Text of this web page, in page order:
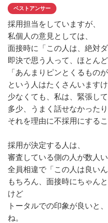
ベストアンサー
採用担当をしていますが、
私個人の意見としては、
面接時に「この人は、絶対
即決で思う人って、ほとん
「あんまりピンとくるもの
という人はたくさんいますけ
少なくても、私は、緊張し
多少、うまく話せなかった
それを理由に不採用にする
採用が決定する人は、
審査している側の人が数人
全員相違で「この人は良い
もちろん、面接時にちゃん
けど
トータルでの印象が良いと
ね。